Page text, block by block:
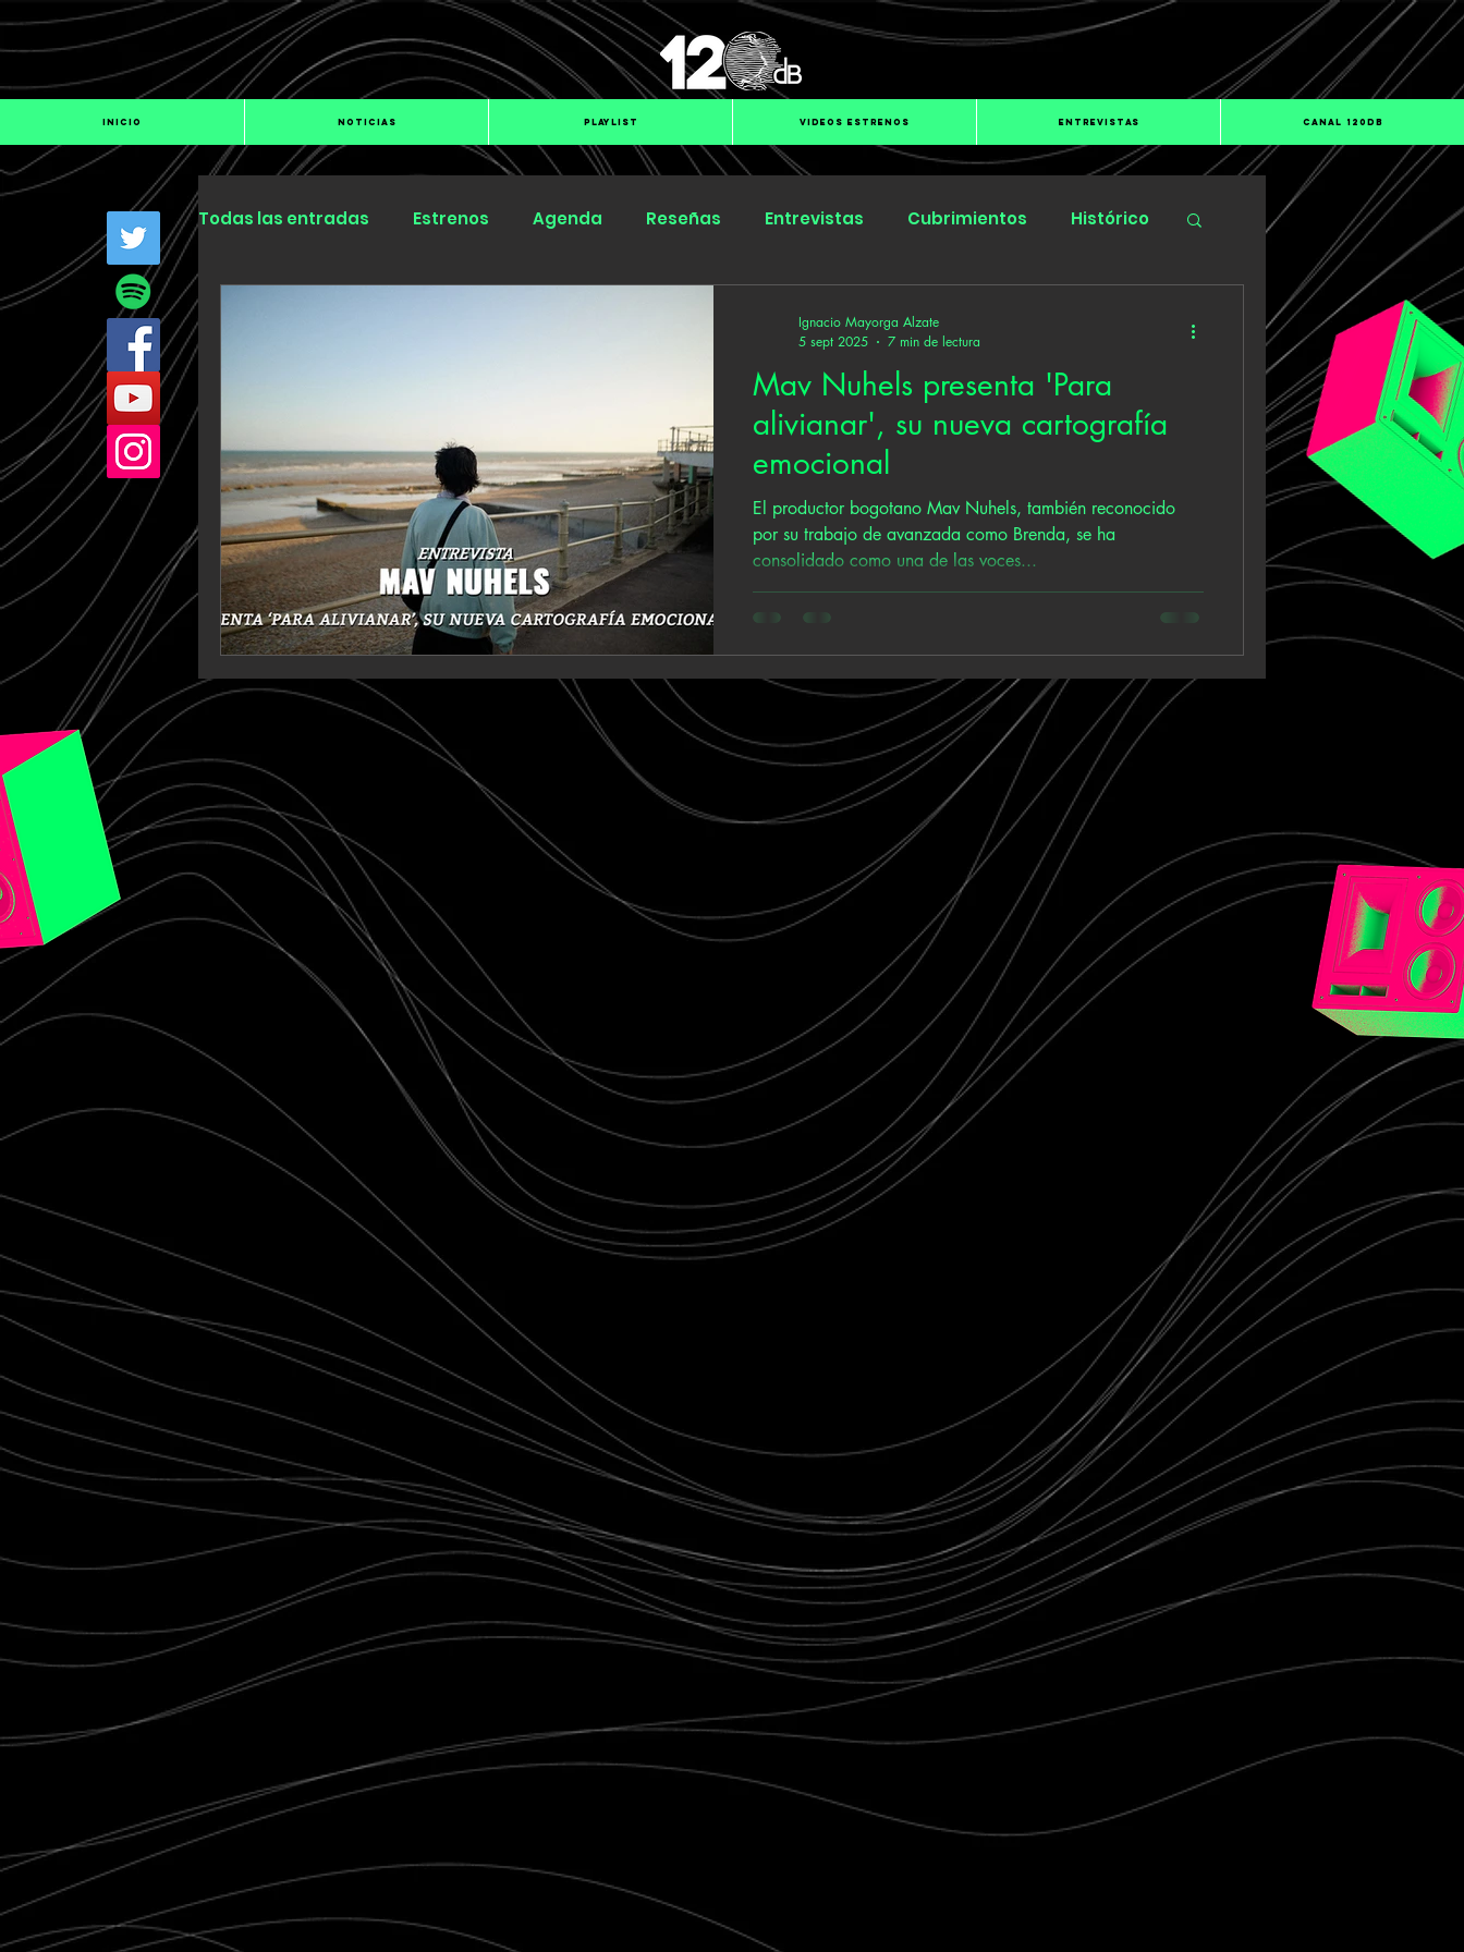
INICIO NOTICIAS PLAYLIST VIDEOS ESTRENOS ENTREVISTAS CANAL 120dB
Todas las entradas Estrenos Agenda Reseñas Entrevistas Cubrimientos Histórico
Mav Nuhels presenta 'Para
alivianar', su nueva cartografía
emocional
El productor bogotano Mav Nuhels, también reconocido
por su trabajo de avanzada como Brenda, se ha
consolidado como una de las voces...
Ignacio Mayorga Alzate
5 sept 2025
7 min de lectura